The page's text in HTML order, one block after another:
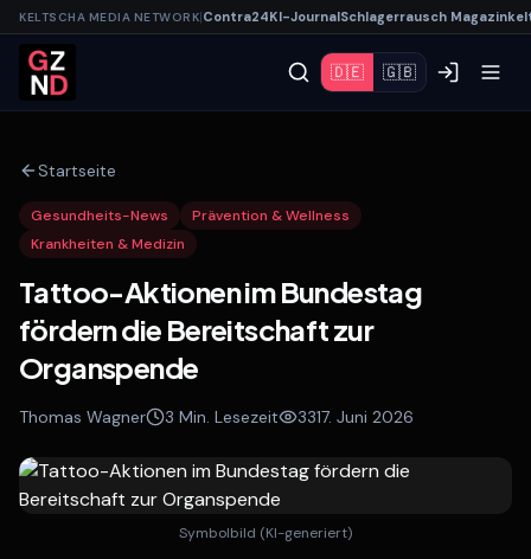
KELTSCHA MEDIA NETWORK|Contra24KI-JournalSchlagerrausch Magazin
🇩🇪 🇬🇧
Startseite
Gesundheits-News
Prävention & Wellness
Krankheiten & Medizin
Tattoo-Aktionen im Bundestag
fördern die Bereitschaft zur
Organspende
Thomas Wagner 3 Min. Lesezeit 3317. Juni 2026
Symbolbild (KI-generiert)